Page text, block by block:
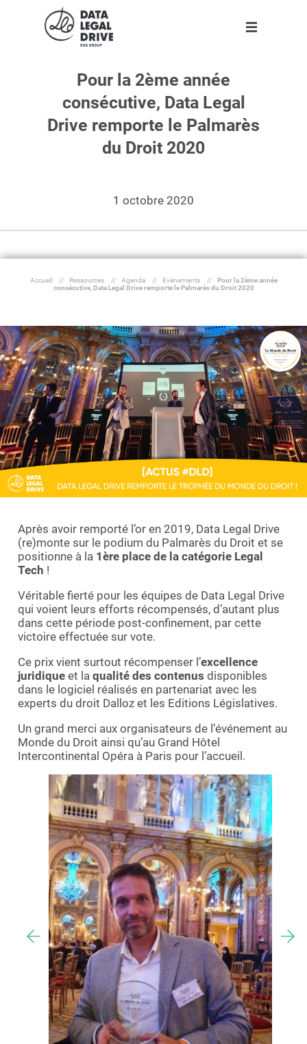
Gratuit
Clients
Nos 10 000 clients
Nouveau
Devenir partenaire
Trouver un partenaire
Agenda
Dossier
Outils
Entreprise
A propos
Fr
Pour la 2ème année
consécutive, Data Legal
Drive remporte le Palmarès
du Droit 2020
1 octobre 2020
Accueil // Ressources // Agenda // Evénements //
Pour la 2ème année
consécutive, Data Legal Drive remporte le Palmarès du Droit 2020
Après avoir remporté l’or en 2019, Data Legal Drive
(re)monte sur le podium du Palmarès du Droit et se
positionne à la 1ère place de la catégorie Legal
Tech !
Véritable fierté pour les équipes de Data Legal Drive
qui voient leurs efforts récompensés, d’autant plus
dans cette période post-confinement, par cette
victoire effectuée sur vote.
Ce prix vient surtout récompenser l’excellence
juridique et la qualité des contenus disponibles
dans le logiciel réalisés en partenariat avec les
experts du droit Dalloz et les Editions Législatives.
Un grand merci aux organisateurs de l’événement au
Monde du Droit ainsi qu’au Grand Hôtel
Intercontinental Opéra à Paris pour l’accueil.